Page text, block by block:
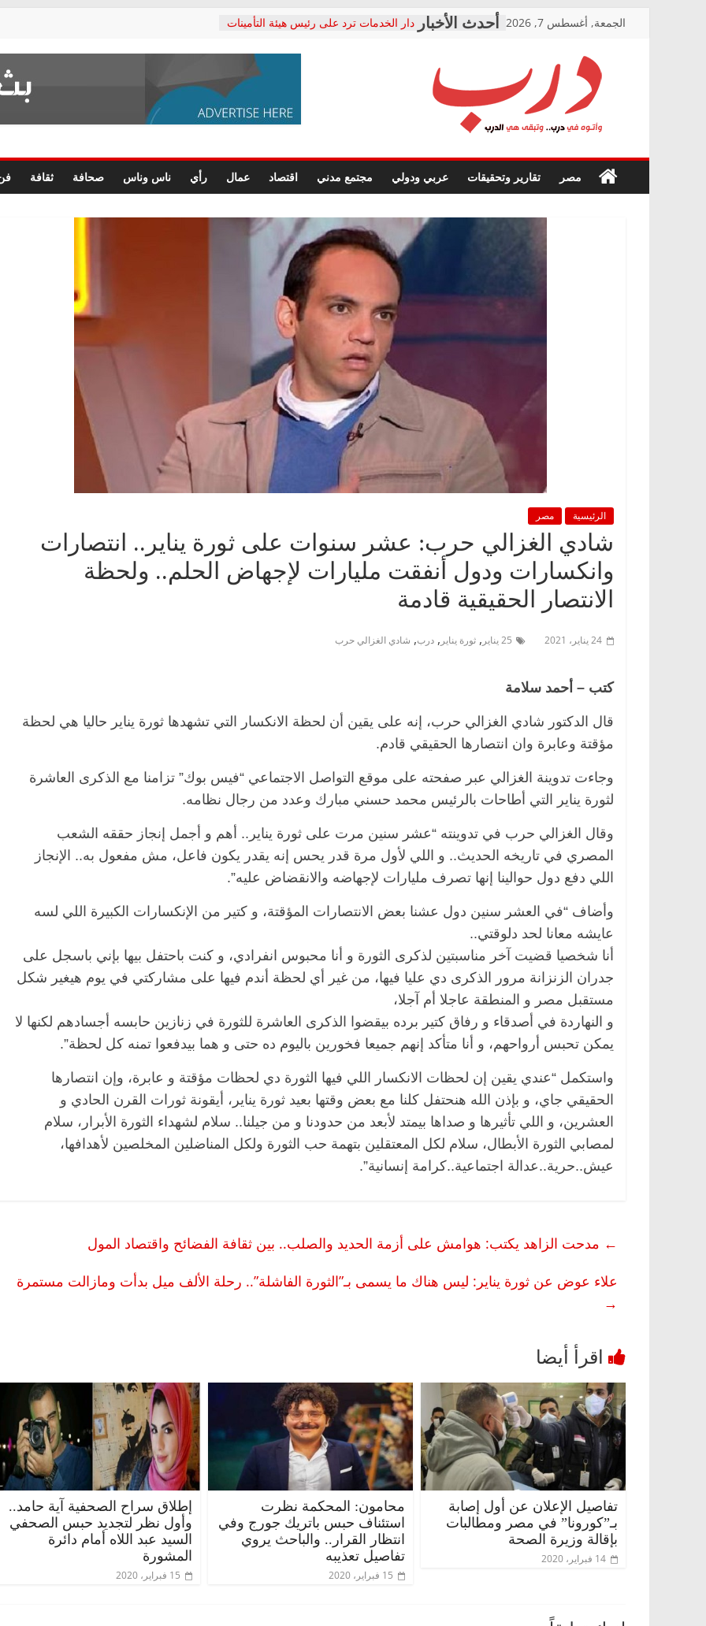
الجمعة, أغسطس 7, 2026
دار الخدمات ترد على رئيس هيئة التأمينات
معاناة أصحاب المعاشات.. ونطالب بكشف
فرحات سليمان يكتب: القطاع الصحي إلى
حزب التحالف الشعبي يطلق لجنة “الحق
صور .. اعتماد الرسومات النهائية للقرار
الوزاري لمدينة الصحفيين.. وانتهاء أعمال
إنشاء المبنى الإداري
متابعة قضية الدكتور محمد زهران.. ويؤكد:
قرينة البراءة وضمانات المحاكمة العادلة
حق أصيل
درب
في
درب..
مصر تقارير وتحقيقات عربي ودولي مجتمع مدني اقتصاد عمال رأي ناس وناس صحافة ثقافة
الرئيسية مصر
شادي الغزالي حرب: عشر سنوات على ثورة يناير.. انتصارات
وانكسارات ودول أنفقت مليارات لإجهاض الحلم.. ولحظة
الانتصار الحقيقية قادمة
24 يناير، 2021 25 يناير , ثورة يناير , درب, شادي الغزالي حرب
كتب – أحمد سلامة
قال الدكتور شادي الغزالي حرب، إنه على يقين أن لحظة الانكسار التي تشهدها ثورة يناير حاليا هي لحظة
مؤقتة وعابرة وان انتصارها الحقيقي قادم.
وجاءت تدوينة الغزالي عبر صفحته على موقع التواصل الاجتماعي “فيس بوك” تزامنا مع الذكرى العاشرة
لثورة يناير التي أطاحات بالرئيس محمد حسني مبارك وعدد من رجال نظامه.
وقال الغزالي حرب في تدوينته “عشر سنين مرت على ثورة يناير.. أهم و أجمل إنجاز حققه الشعب
المصري في تاريخه الحديث.. و اللي لأول مرة قدر يحس إنه يقدر يكون فاعل، مش مفعول به.. الإنجاز
اللي دفع دول حوالينا إنها تصرف مليارات لإجهاضه والانقضاض عليه”.
وأضاف “في العشر سنين دول عشنا بعض الانتصارات المؤقتة، و كتير من الإنكسارات الكبيرة اللي لسه
عايشه معانا لحد دلوقتي..
أنا شخصيا قضيت آخر مناسبتين لذكرى الثورة و أنا محبوس انفرادي، و كنت باحتفل بيها بإني باسجل على
جدران الزنزانة مرور الذكرى دي عليا فيها، من غير أي لحظة أندم فيها على مشاركتي في يوم هيغير شكل
مستقبل مصر و المنطقة عاجلا أم آجلا،
و النهاردة في أصدقاء و رفاق كتير برده بيقضوا الذكرى العاشرة للثورة في زنازين حابسه أجسادهم لكنها لا
يمكن تحبس أرواحهم، و أنا متأكد إنهم جميعا فخورين باليوم ده حتى و هما بيدفعوا تمنه كل لحظة”.
واستكمل “عندي يقين إن لحظات الانكسار اللي فيها الثورة دي لحظات مؤقتة و عابرة، وإن انتصارها
الحقيقي جاي، و بإذن الله هنحتفل كلنا مع بعض وقتها بعيد ثورة يناير، أيقونة ثورات القرن الحادي و
العشرين، و اللي تأثيرها و صداها بيمتد لأبعد من حدودنا و من جيلنا.. سلام لشهداء الثورة الأبرار، سلام
لمصابي الثورة الأبطال، سلام لكل المعتقلين بتهمة حب الثورة ولكل المناضلين المخلصين لأهدافها،
عيش..حرية..عدالة اجتماعية..كرامة إنسانية”.
← مدحت الزاهد يكتب: هوامش على أزمة الحديد والصلب.. بين ثقافة الفضائح واقتصاد المول
علاء عوض عن ثورة يناير: ليس هناك ما يسمى بـ”الثورة الفاشلة”.. رحلة الألف ميل بدأت ومازالت مستمرة
→
تفاصيل الإعلان عن أول إصابة
بـ”كورونا” في مصر ومطالبات
بإقالة وزيرة الصحة
14 فبراير، 2020
محامون: المحكمة نظرت
استئناف حبس باتريك جورج وفي
انتظار القرار.. والباحث يروي
تفاصيل تعذيبه
15 فبراير، 2020
إطلاق سراح الصحفية آية حامد..
وأول نظر لتجديد حبس الصحفي
السيد عبد اللاه أمام دائرة
المشورة
15 فبراير، 2020
الرئيسية مصر ناس وناس
مقعد شاغر على مائدة الإفطار.. يحيى
حسين عبدالهادي فارس مقاومة
في ذكرى رحيله.. د. نور فرحات فقيه
فاروق.. خبير اقتصادي
بذكرى ميلاده وحيداً على أبواب